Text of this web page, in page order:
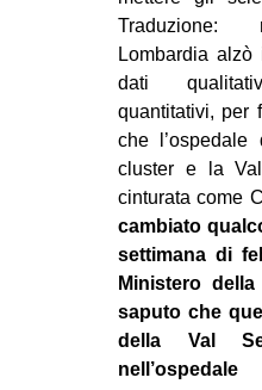
Traduzione:
Lombardia
dati
quantitativi, per
che
cluster e la
cinturata come
cambiato
settimana di
Ministero
saputo che
della Val